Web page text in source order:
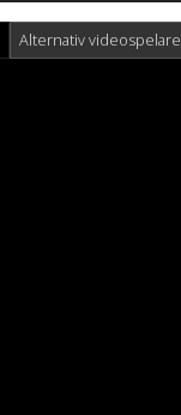
Alternativ videospelare